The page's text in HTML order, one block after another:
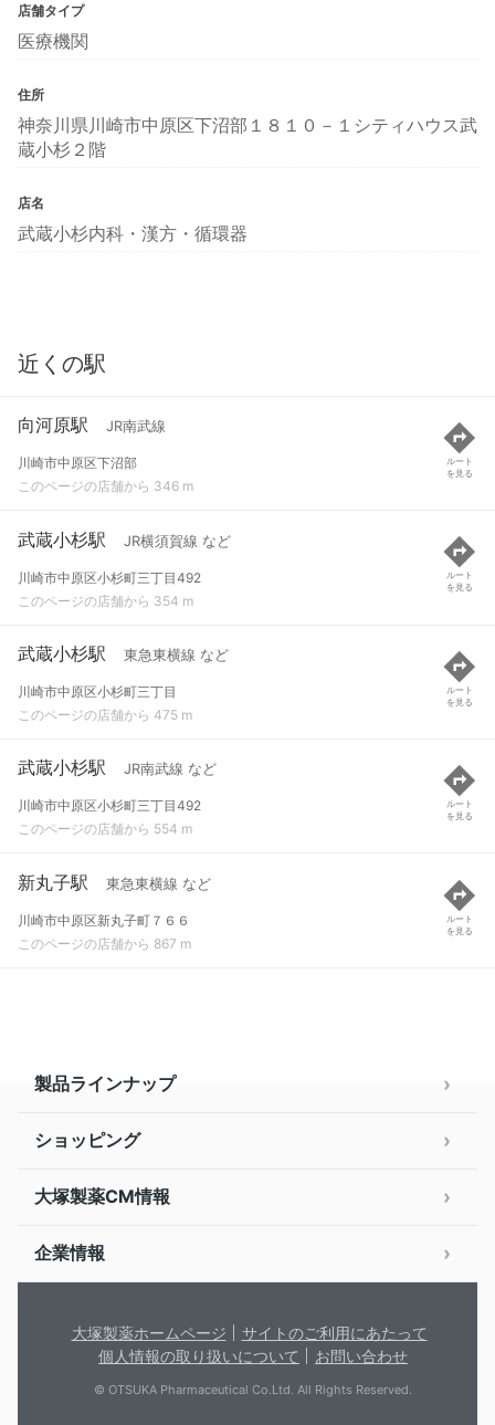
店舗タイプ
医療機関
住所
神奈川県川崎市中原区下沼部１８１０－１シティハウス武
蔵小杉２階
店名
武蔵小杉内科・漢方・循環器
近くの駅
向河原駅 JR南武線
川崎市中原区下沼部
このページの店舗から 346 m
ルート
を見る
武蔵小杉駅 JR横須賀線 など
川崎市中原区小杉町三丁目492
このページの店舗から 354 m
ルート
を見る
武蔵小杉駅 東急東横線 など
川崎市中原区小杉町三丁目
このページの店舗から 475 m
ルート
を見る
武蔵小杉駅 JR南武線 など
川崎市中原区小杉町三丁目492
このページの店舗から 554 m
ルート
を見る
新丸子駅 東急東横線 など
川崎市中原区新丸子町７６６
このページの店舗から 867 m
ルート
を見る
製品ラインナップ
ショッピング
大塚製薬CM情報
企業情報
大塚製薬ホームページ
サイトのご利用にあたって
個人情報の取り扱いについて
お問い合わせ
© OTSUKA Pharmaceutical Co.Ltd. All Rights Reserved.